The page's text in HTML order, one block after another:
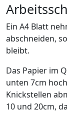
Ein A4 Blatt
abschneiden,
bleibt.
Das Papier im
unten 7cm
Knickstellen
10 und 20cm,